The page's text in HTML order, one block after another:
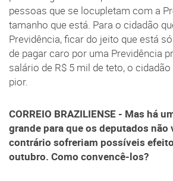
pessoas que se locupletam com a
tamanho que está. Para o cidadão
Previdência, ficar do jeito que está
de pagar caro por uma Previdência
salário de R$ 5 mil de teto, o
pior.
CORREIO BRAZILIENSE - Mas há
grande para que os deputados não
contrário sofreriam possíveis
outubro. Como convencê-los?